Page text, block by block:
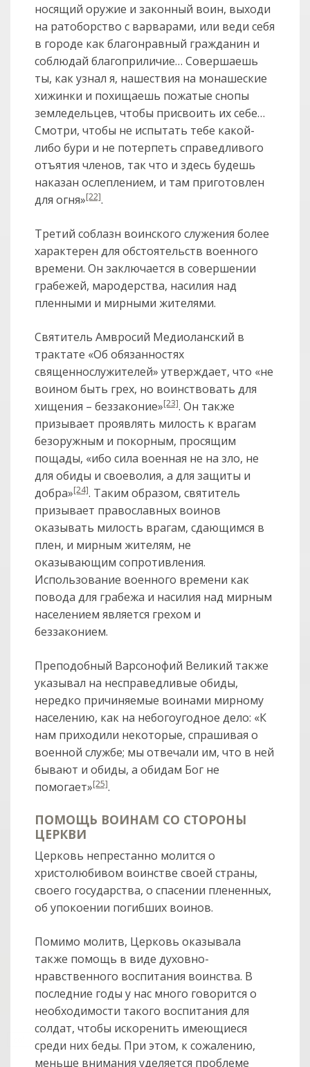
носящий оружие и законный воин, выходи
на ратоборство с варварами, или веди себя
в городе как благонравный гражданин и
соблюдай благоприличие… Совершаешь
ты, как узнал я, нашествия на монашеские
хижинки и похищаешь пожатые снопы
земледельцев, чтобы присвоить их себе…
Смотри, чтобы не испытать тебе какой-
либо бури и не потерпеть справедливого
отъятия членов, так что и здесь будешь
наказан ослеплением, и там приготовлен
для огня»[22].
Третий соблазн воинского служения более
характерен для обстоятельств военного
времени. Он заключается в совершении
грабежей, мародерства, насилия над
пленными и мирными жителями.
Святитель Амвросий Медиоланский в
трактате «Об обязанностях
священнослужителей» утверждает, что «не
воином быть грех, но воинствовать для
хищения – беззаконие»[23]. Он также
призывает проявлять милость к врагам
безоружным и покорным, просящим
пощады, «ибо сила военная не на зло, не
для обиды и своеволия, а для защиты и
добра»[24]. Таким образом, святитель
призывает православных воинов
оказывать милость врагам, сдающимся в
плен, и мирным жителям, не
оказывающим сопротивления.
Использование военного времени как
повода для грабежа и насилия над мирным
населением является грехом и
беззаконием.
Преподобный Варсонофий Великий также
указывал на несправедливые обиды,
нередко причиняемые воинами мирному
населению, как на небогоугодное дело: «К
нам приходили некоторые, спрашивая о
военной службе; мы отвечали им, что в ней
бывают и обиды, а обидам Бог не
помогает»[25].
ПОМОЩЬ ВОИНАМ СО СТОРОНЫ
ЦЕРКВИ
Церковь непрестанно молится о
христолюбивом воинстве своей страны,
своего государства, о спасении плененных,
об упокоении погибших воинов.
Помимо молитв, Церковь оказывала
также помощь в виде духовно-
нравственного воспитания воинства. В
последние годы у нас много говорится о
необходимости такого воспитания для
солдат, чтобы искоренить имеющиеся
среди них беды. При этом, к сожалению,
меньше внимания уделяется проблеме